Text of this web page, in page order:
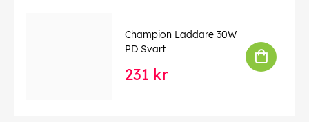
Champion Laddare 30W
PD Svart
231 kr